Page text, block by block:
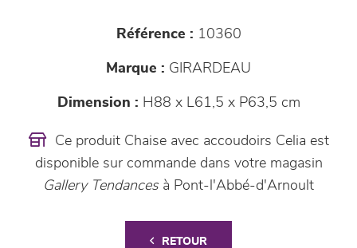
Référence : 10360
Marque : GIRARDEAU
Dimension : H88 x L61,5 x P63,5 cm
Ce produit Chaise avec accoudoirs Celia est
disponible sur commande dans votre magasin
Gallery Tendancesà Pont-l'Abbé-d'Arnoult
RETOUR